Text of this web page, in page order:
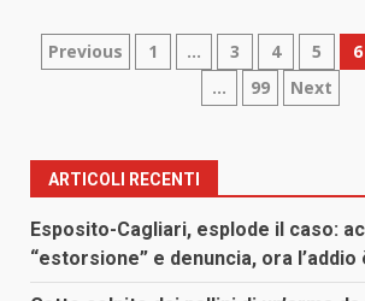
Paginazione
articoli
Previous 1 … 3 4 5 6
…
99 Next
ARTICOLI RECENTI
Esposito-Cagliari, esplode il caso:
“estorsione” e denuncia, ora l’addio